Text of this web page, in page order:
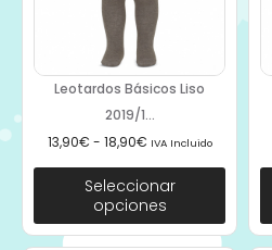
Leotardos Básicos Liso
2019/1...
13,90€ - 18,90€ IVA Incluido
Seleccionar
opciones